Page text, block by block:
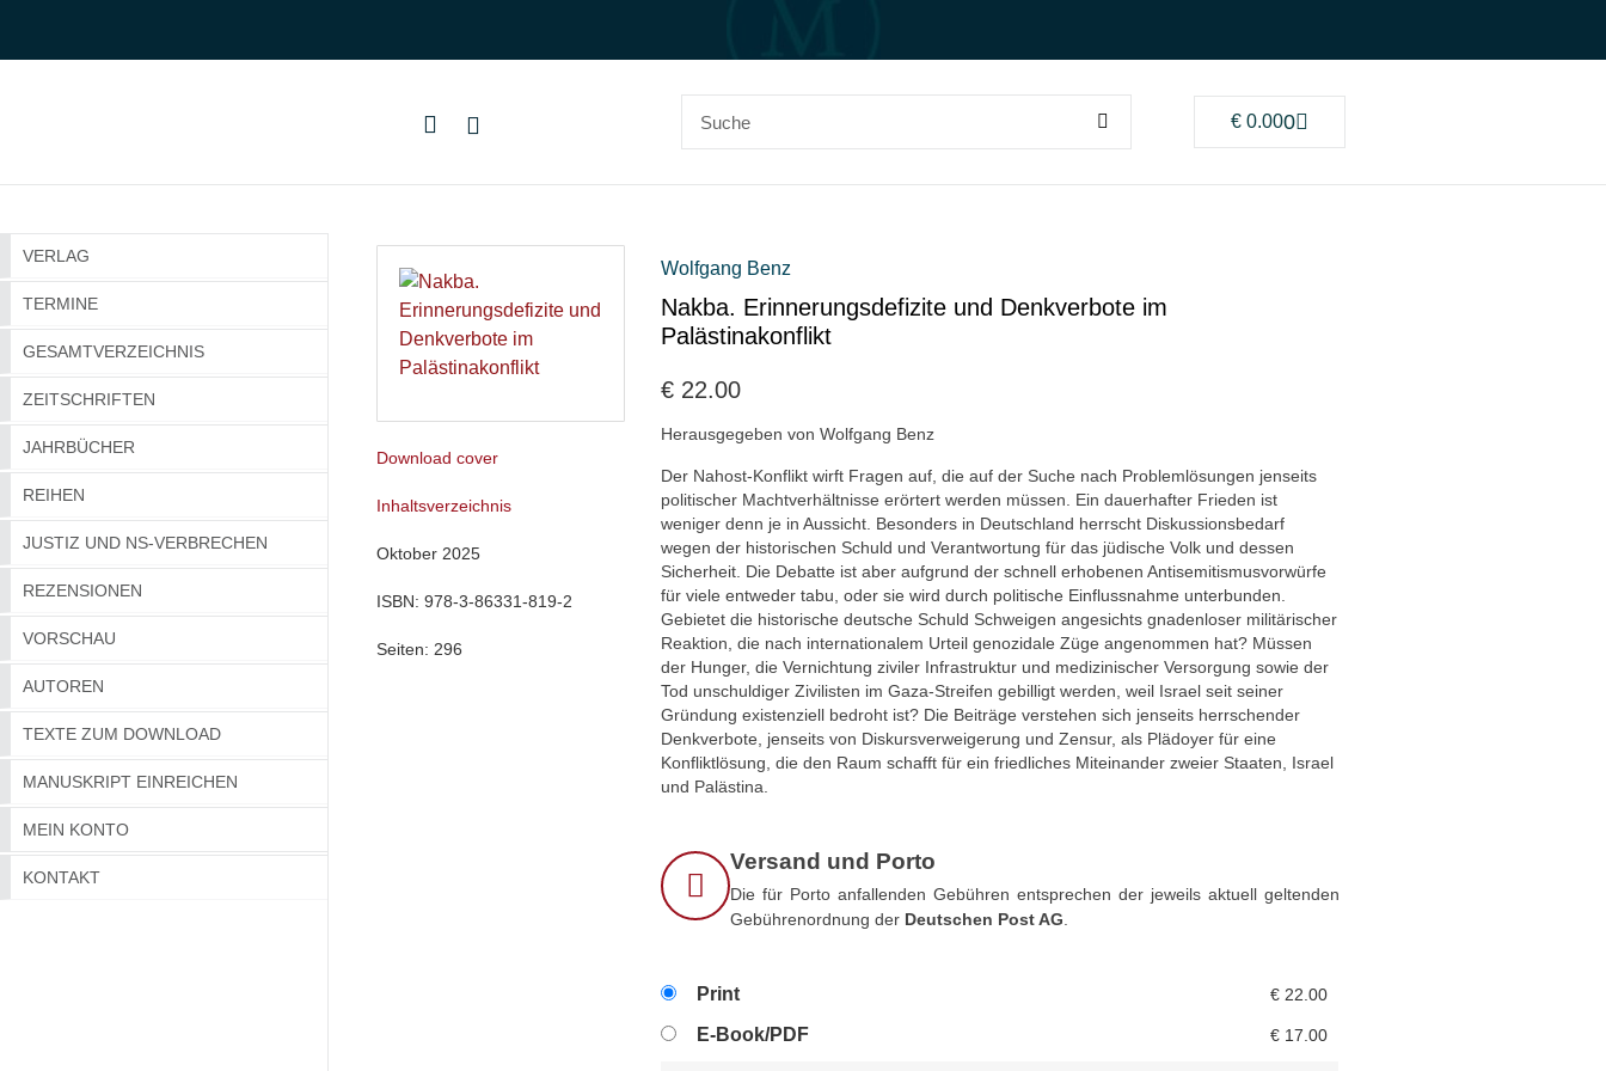
€0.000
VERLAG
TERMINE
GESAMTVERZEICHNIS
ZEITSCHRIFTEN
JAHRBÜCHER
REIHEN
JUSTIZ UND NS-VERBRECHEN
REZENSIONEN
VORSCHAU
AUTOREN
TEXTE ZUM DOWNLOAD
MANUSKRIPT EINREICHEN
MEIN KONTO
KONTAKT
Download cover
Inhaltsverzeichnis
Oktober 2025
ISBN: 978-3-86331-819-2
Seiten: 296
Wolfgang Benz
Nakba. Erinnerungsdefizite und Denkverbote im
Palästinakonflikt
€ 22.00
Herausgegeben von Wolfgang Benz
Der Nahost-Konflikt wirft Fragen auf, die auf der Suche nach Problemlösungen jenseits
politischer Machtverhältnisse erörtert werden müssen. Ein dauerhafter Frieden ist
weniger denn je in Aussicht. Besonders in Deutschland herrscht Diskussionsbedarf
wegen der historischen Schuld und Verantwortung für das jüdische Volk und dessen
Sicherheit. Die Debatte ist aber aufgrund der schnell erhobenen Antisemitismusvorwürfe
für viele entweder tabu, oder sie wird durch politische Einflussnahme unterbunden.
Gebietet die historische deutsche Schuld Schweigen angesichts gnadenloser militärischer
Reaktion, die nach internationalem Urteil genozidale Züge angenommen hat? Müssen
der Hunger, die Vernichtung ziviler Infrastruktur und medizinischer Versorgung sowie der
Tod unschuldiger Zivilisten im Gaza-Streifen gebilligt werden, weil Israel seit seiner
Gründung existenziell bedroht ist? Die Beiträge verstehen sich jenseits herrschender
Denkverbote, jenseits von Diskursverweigerung und Zensur, als Plädoyer für eine
Konfliktlösung, die den Raum schafft für ein friedliches Miteinander zweier Staaten, Israel
und Palästina.
Versand und Porto
Die für Porto anfallenden Gebühren entsprechen der jeweils aktuell geltenden
Gebührenordnung der Deutschen Post AG
Print €22.00
E-Book/PDF €17.00